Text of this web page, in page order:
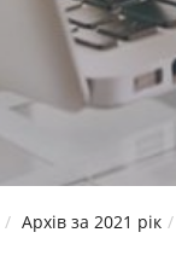
Архів за 2021 рік